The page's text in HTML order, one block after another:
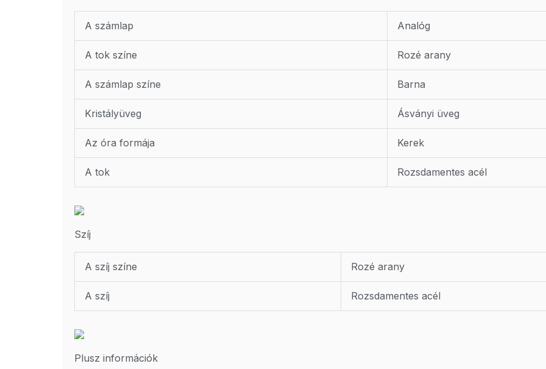
A számlap Analóg
A tok színe Rozé arany
A számlap színe Barna
Kristályüveg Ásványi üveg
Az óra formája Kerek
A tok Rozsdamentes acél
Szíj
A szíj színe Rozé arany
A szíj Rozsdamentes acél
Plusz információk